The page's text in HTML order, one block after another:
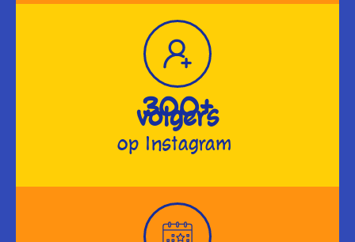
300+
volgers
op Instagram